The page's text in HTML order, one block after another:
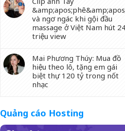
và ngơ ngác khi gội đầu
massage ở Việt Nam hút
triệu view
Mai Phương Thúy: Mua đồ
hiệu theo lô, tặng em gái
biệt thự 120 tỷ trong nốt
nhạc
Quảng cáo Hosting